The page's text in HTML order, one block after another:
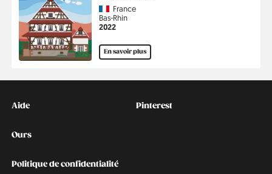
Country
France
Région
Bas-Rhin
Année
2022
En savoir plus
Kontakt
Aide
Ours
Politique de confidentialité
Social
Pinterest